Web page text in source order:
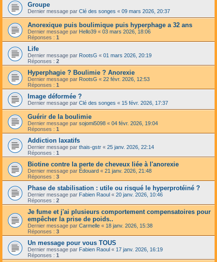
Groupe
Dernier message par Clé des songes « 09 mars 2026, 20:37
Anorexique puis boulimique puis hyperphage a 32 ans
Dernier message par Hello39 « 03 mars 2026, 18:06
Réponses : 1
Life
Dernier message par RootsG « 01 mars 2026, 20:19
Réponses : 2
Hyperphagie ? Boulimie ? Anorexie
Dernier message par RootsG « 22 févr. 2026, 12:53
Réponses : 1
Image déformée ?
Dernier message par Clé des songes « 15 févr. 2026, 17:37
Guérir de la boulimie
Dernier message par sojomi5098 « 04 févr. 2026, 19:04
Réponses : 1
Addiction laxatifs
Dernier message par thais-gstr « 25 janv. 2026, 22:14
Réponses : 1
Biotine contre la perte de cheveux liée à l'anorexie
Dernier message par Édouard « 21 janv. 2026, 21:48
Réponses : 3
Phase de stabilisation : utile ou risqué le hyperprotéiné ?
Dernier message par Fabien Raoul « 20 janv. 2026, 10:46
Réponses : 2
Je fume et j'ai plusieurs comportement compensatoires pour
empêcher la prise de poids..
Dernier message par Carmelle « 18 janv. 2026, 15:38
Réponses : 3
Un message pour vous TOUS
Dernier message par Fabien Raoul « 17 janv. 2026, 16:19
Réponses : 1